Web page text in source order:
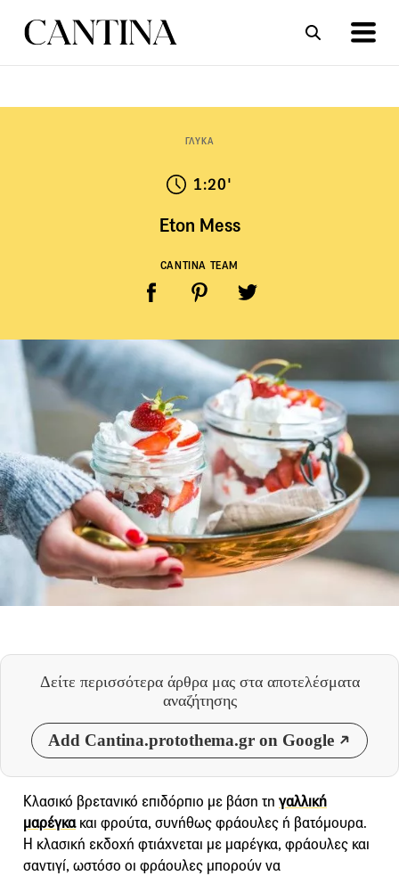
ΓΛΥΚΑ
1:20'
Eton Mess
CANTINA TEAM
Δείτε περισσότερα άρθρα μας στα αποτελέσματα
αναζήτησης
Add Cantina.protothema.gr on Google
Κλασικό βρετανικό επιδόρπιο με βάση τη γαλλική
μαρέγκακαι φρούτα, συνήθως φράουλες ή βατόμουρα.
Η κλασική εκδοχή φτιάχνεται με μαρέγκα, φράουλες και
σαντιγί, ωστόσο οι φράουλες μπορούν να